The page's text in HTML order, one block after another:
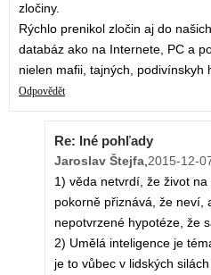
zločiny.
Rýchlo prenikol zločin aj do
databáz ako na Internete, PC a
nielen mafii, tajných, podivínskyh
Odpovědět
Re: Iné pohľady
Jaroslav Štejfa,2015-12-
1) věda netvrdí, že život
pokorně přiznává, že neví,
nepotvrzené hypotéze, že
2) Umělá inteligence je
je to vůbec v lidských